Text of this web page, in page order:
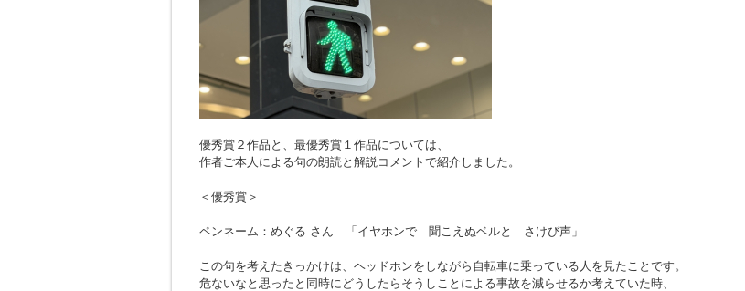
優秀賞２作品と、最優秀賞１作品については、
作者ご本人による句の朗読と解説コメントで紹介しました。
＜優秀賞＞
ペンネーム：めぐる さん 「イヤホンで 聞こえぬベルと さけび声」
この句を考えたきっかけは、ヘッドホンをしながら自転車に乗っている人を見たことです。
危ないなと思ったと同時にどうしたらそうしことによる事故を減らせるか考えていた時、